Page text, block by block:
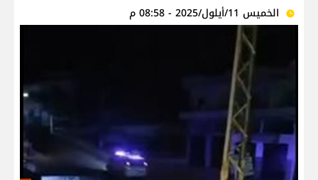
الخميس 11/أيلول/2025 - 08:58 م